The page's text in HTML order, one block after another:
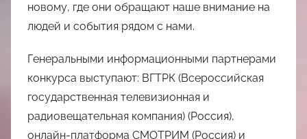
новому, где они обращают наше внимание на
людей и события рядом с нами.
Генеральными информационными партнерами
конкурса выступают: ВГТРК (Всероссийская
государственная телевизионная и
радиовещательная компания) (Россия),
онлайн-платформа СМОТРИМ (Россия) и